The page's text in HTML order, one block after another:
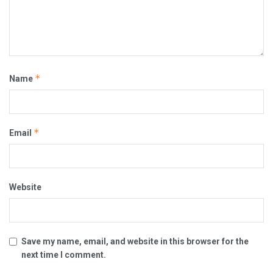
Name *
Email *
Website
Save my name, email, and website in this browser for the
next time I comment.